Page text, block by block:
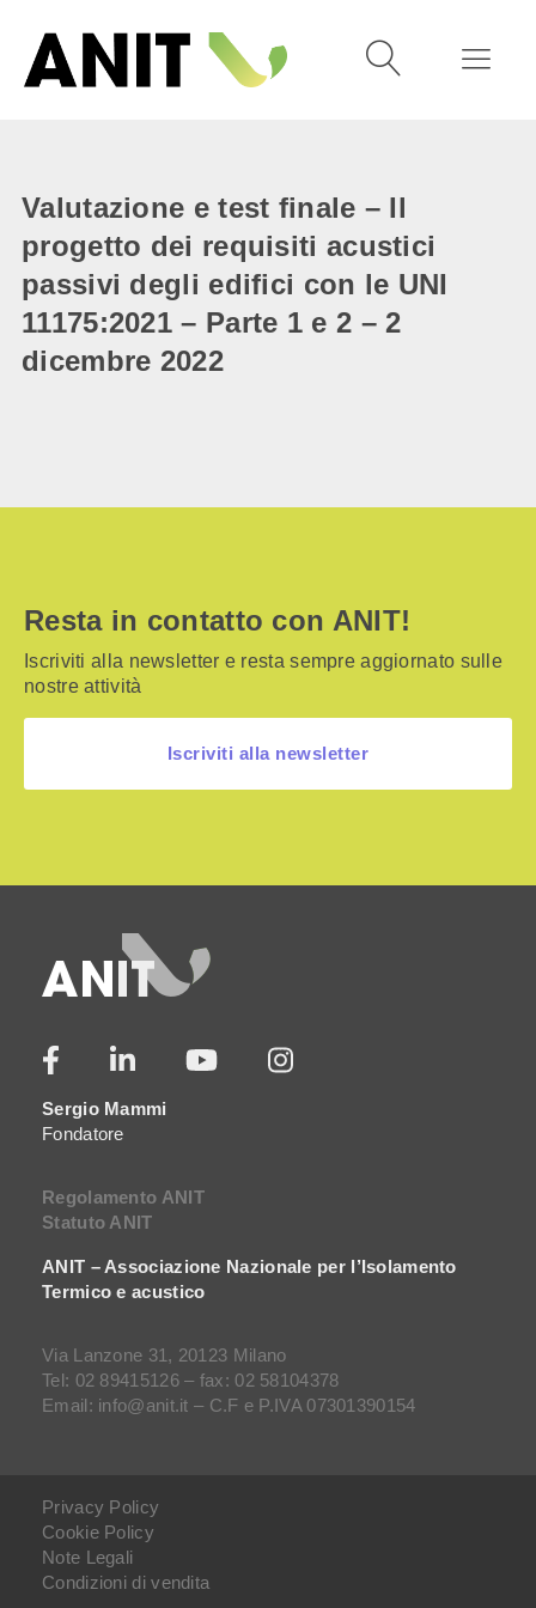
Valutazione e test finale – Il
progetto dei requisiti acustici
passivi degli edifici con le UNI
11175:2021 – Parte 1 e 2 – 2
dicembre 2022
Resta in contatto con ANIT!
Iscriviti alla newsletter e resta sempre aggiornato sulle
nostre attività
Iscriviti alla newsletter
Sergio Mammi
Fondatore
Regolamento ANIT
Statuto ANIT
ANIT – Associazione Nazionale per l’Isolamento
Termico e acustico
Via Lanzone 31, 20123 Milano
Tel: 02 89415126 – fax: 02 58104378
Email: info@anit.it – C.F e P.IVA 07301390154
Privacy Policy
Cookie Policy
Note Legali
Condizioni di vendita